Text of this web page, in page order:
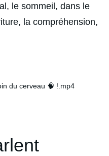
le sommeil, dans le
la compréhension,
du cerveau 🧠 !.mp4